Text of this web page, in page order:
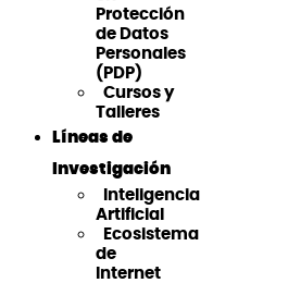
Protección
de Datos
Personales
(PDP)
Cursos y
Talleres
Líneas de
Investigación
Inteligencia
Artificial
Ecosistema
de
Internet